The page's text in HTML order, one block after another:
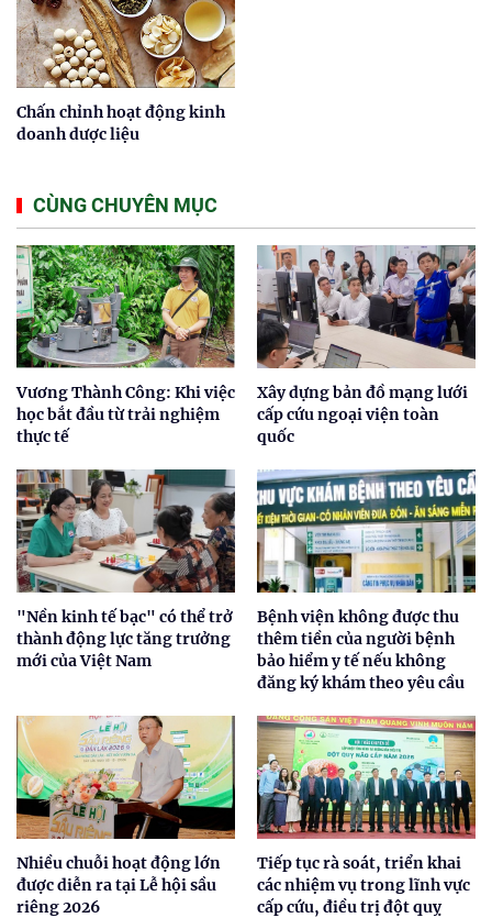
Chấn chỉnh hoạt động kinh
doanh dược liệu
CÙNG CHUYÊN MỤC
Vương Thành Công: Khi việc
học bắt đầu từ trải nghiệm
thực tế
Xây dựng bản đồ mạng lưới
cấp cứu ngoại viện toàn
quốc
"Nền kinh tế bạc" có thể trở
thành động lực tăng trưởng
mới của Việt Nam
Bệnh viện không được thu
thêm tiền của người bệnh
bảo hiểm y tế nếu không
đăng ký khám theo yêu cầu
Nhiều chuỗi hoạt động lớn
được diễn ra tại Lễ hội sầu
riêng 2026
Tiếp tục rà soát, triển khai
các nhiệm vụ trong lĩnh vực
cấp cứu, điều trị đột quỵ